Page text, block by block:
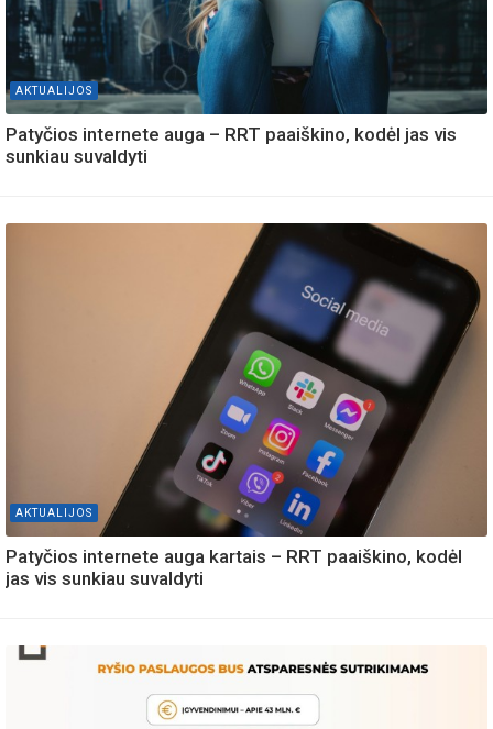
AKTUALIJOS
Patyčios internete auga – RRT paaiškino, kodėl jas vis
sunkiau suvaldyti
AKTUALIJOS
Patyčios internete auga kartais – RRT paaiškino, kodėl
jas vis sunkiau suvaldyti